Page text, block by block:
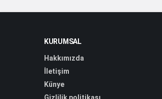
KURUMSAL
Hakkımızda
İletişim
Künye